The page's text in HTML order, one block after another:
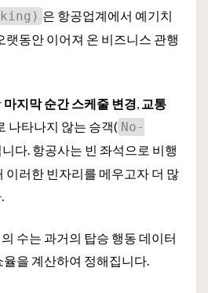
은 항공업계에서 예기치
랫동안 이어져 온 비즈니스 관행
마지막 순간 스케줄 변경 교통
나타나지 않는 승객( No-
다. 항공사는 빈 좌석으로 비행
이러한 빈자리를 메우고자 더 많
수는 과거의 탑승 행동 데이터
을 계산하여 정해집니다.